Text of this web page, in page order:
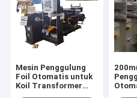
Mesin Penggulung
Foil Otomatis untuk
Koil Transformer